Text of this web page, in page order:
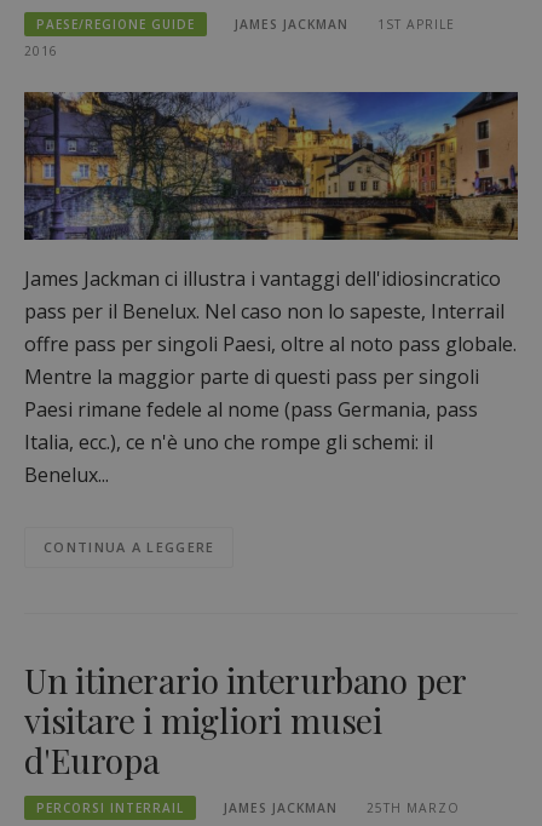
PAESE/REGIONE GUIDE JAMES JACKMAN
1ST APRILE
2016
James Jackman ci illustra i vantaggi dell'idiosincratico
pass per il Benelux. Nel caso non lo sapeste, Interrail
offre pass per singoli Paesi, oltre al noto pass globale.
Mentre la maggior parte di questi pass per singoli
Paesi rimane fedele al nome (pass Germania, pass
Italia, ecc.), ce n'è uno che rompe gli schemi: il
Benelux...
CONTINUA A LEGGERE
Un itinerario interurbano per
visitare i migliori musei
d'Europa
PERCORSI INTERRAIL JAMES JACKMAN
25TH MARZO